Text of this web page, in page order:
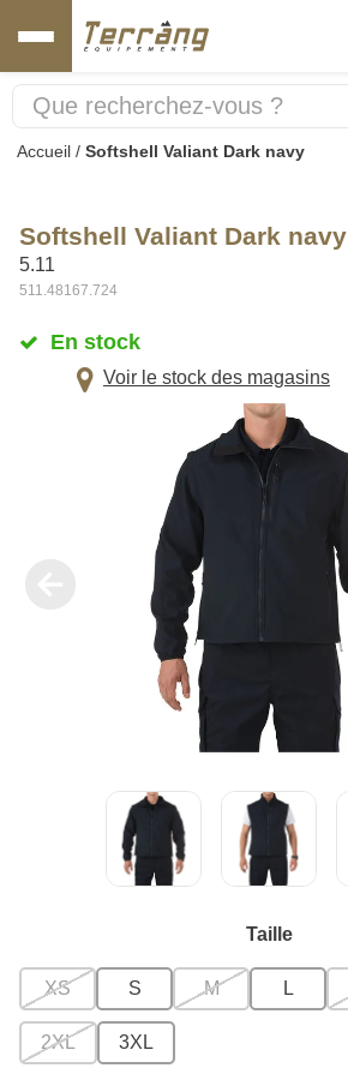
Accueil / Softshell Valiant Dark navy
Softshell Valiant Dark navy
5.11
511.48167.724
En stock
Voir le stock des magasins
Taille
XS S M L
2XL 3XL